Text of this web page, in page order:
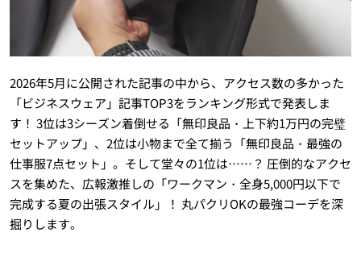
2026年5月に公開された記事の中から、アクセス数の多かった
「ビジネスウェア」記事TOP3をランキング形式で発表しま
す！ 3位は3シーズン着倒せる「無印良品・上下約1万円の完璧
セットアップ」、2位は小物まで全て揃う「無印良品・最強の
仕事服7点セット」。そして堂々の1位は……？ 圧倒的なアクセ
スを集めた、広報激推しの「ワークマン・全身5,000円以下で
完成する夏の出張スタイル」！ 丸パクリOKの最強コーデを深
掘りします。